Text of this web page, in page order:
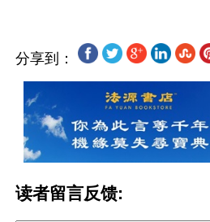
分享到：
读者留言反馈: